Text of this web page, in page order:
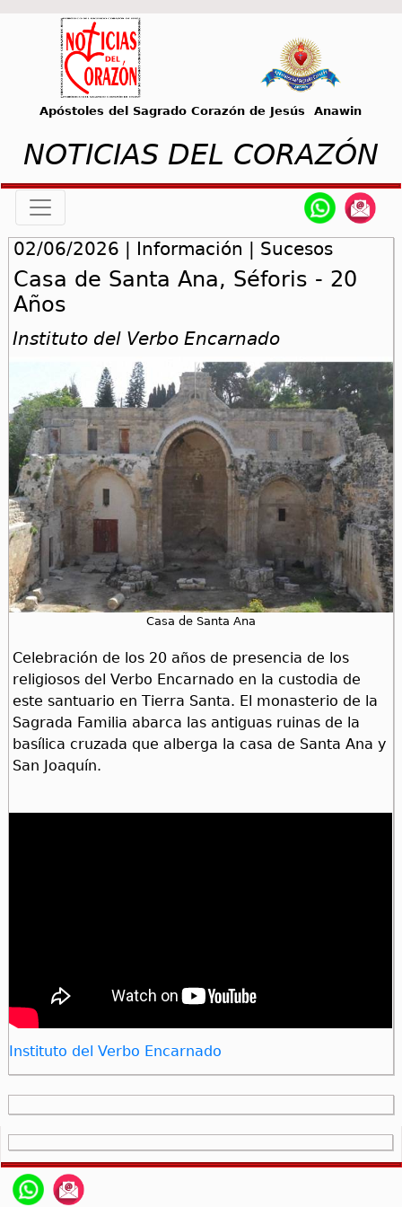
Apóstoles del Sagrado Corazón de Jesús Anawin
NOTICIAS DEL CORAZÓN
02/06/2026 | Información | Sucesos
Casa de Santa Ana, Séforis - 20
Años
Instituto del Verbo Encarnado
Casa de Santa Ana
Celebración de los 20 años de presencia de los
religiosos del Verbo Encarnado en la custodia de
este santuario en Tierra Santa. El monasterio de la
Sagrada Familia abarca las antiguas ruinas de la
basílica cruzada que alberga la casa de Santa Ana y
San Joaquín.
Instituto del Verbo Encarnado